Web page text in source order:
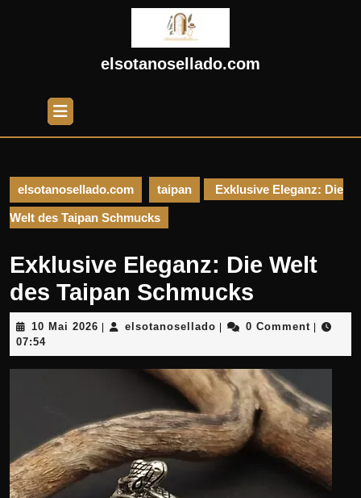
elsotanosellado.com
Open
Button
elsotanosellado.com taipan Exklusive Eleganz: Die
Welt des Taipan Schmucks
Exklusive Eleganz: Die Welt
des Taipan Schmucks
10 Mai 2026 10
2026
| elsotanosellado elsotanosellado
| 0 Comment |
07:54